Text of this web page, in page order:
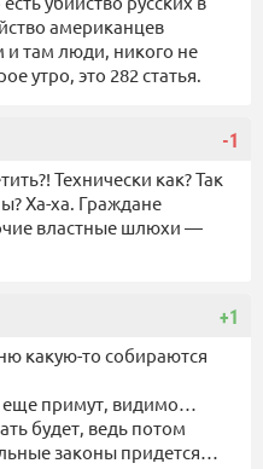
американцев
и там люди, никого не
утро, это 282 статья.
-1
Технически как? Так
Ха-ха. Граждане
властные шлюхи —
+1
какую-то собираются
еще примут, видимо…
будет, ведь потом
законы придется…